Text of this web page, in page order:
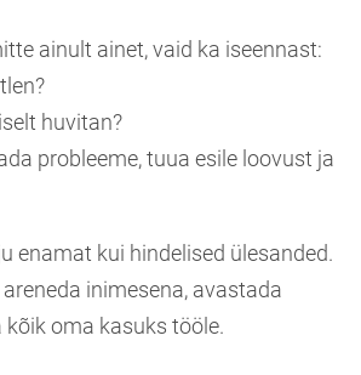
ainult ainet, vaid ka iseennast:
huvitan?
probleeme, tuua esile loovust ja
enamat kui hindelised ülesanded.
inimesena, avastada
kõik oma kasuks tööle.